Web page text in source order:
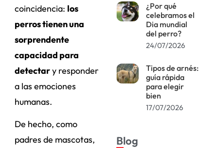
coincidencia: los
perros tienen una
sorprendente
capacidad para
detectary responder
a las emociones
humanas.
De hecho, como
padres de mascotas,
¿Por qué
celebramos el
Dia mundial
del perro?
24/07/2026
Tipos de arnés:
guía rápida
para elegir
bien
17/07/2026
Blog